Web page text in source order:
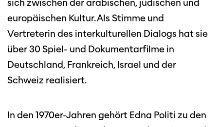
sich zwischen der arabischen, jüdischen und
europäischen Kultur. Als Stimme und
Vertreterin des interkulturellen Dialogs hat sie
über 30 Spiel- und Dokumentarfilme in
Deutschland, Frankreich, Israel und der
Schweiz realisiert.
In den 1970er-Jahren gehört Edna Politi zu den